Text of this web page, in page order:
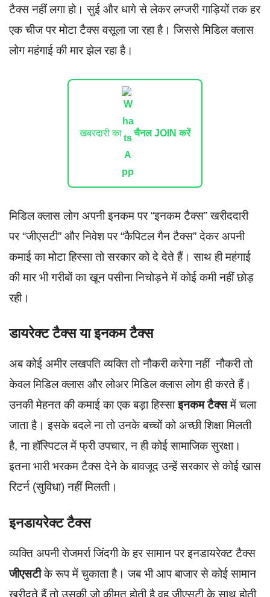
टैक्स नहीं लगा हो। सुई और धागे से लेकर लग्जरी गाड़ियों तक हर
एक चीज पर मोटा टैक्स वसूला जा रहा है। जिससे मिडिल क्लास
लोग महंगाई की मार झेल रहा है।
खबरदारी का चैनल JOIN करें
मिडिल क्लास लोग अपनी इनकम पर “इनकम टैक्स” खरीददारी
पर “जीएसटी” और निवेश पर “कैपिटल गैन टैक्स” देकर अपनी
कमाई का मोटा हिस्सा तो सरकार को दे देते हैं। साथ ही महंगाई
की मार भी गरीबों का खून पसीना निचोड़ने में कोई कमी नहीं छोड़
रही।
डायरेक्ट टैक्स या इनकम टैक्स
अब कोई अमीर लखपति व्यक्ति तो नौकरी करेगा नहीं नौकरी तो
केवल मिडिल क्लास और लोअर मिडिल क्लास लोग ही करते हैं।
उनकी मेहनत की कमाई का एक बड़ा हिस्साइनकम टैक्समें चला
जाता है। इसके बदले ना तो उनके बच्चों को अच्छी शिक्षा मिलती
है, ना हॉस्पिटल में फ्री उपचार, न ही कोई सामाजिक सुरक्षा।
इतना भारी भरकम टैक्स देने के बावजूद उन्हें सरकार से कोई खास
रिटर्न (सुविधा) नहीं मिलती।
इनडायरेक्ट टैक्स
व्यक्ति अपनी रोजमर्रा जिंदगी के हर सामान पर इनडायरेक्ट टैक्स
जीएसटीके रूप में चुकाता है। जब भी आप बाजार से कोई सामान
खरीदते हैं तो उसकी जो कीमत होती है वह जीएसटी के साथ होती